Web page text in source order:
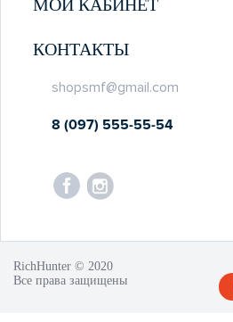
МОЙ КАБИНЕТ
КОНТАКТЫ
shopsmf@gmail.com
8 (097) 555-55-54
RichHunter © 2020
Все права защищены